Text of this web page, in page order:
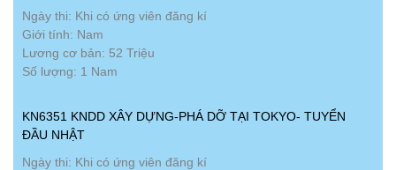
Ngày thi: Khi có ứng viên đăng kí
Giới tính: Nam
Lương cơ bản: 52 Triệu
Số lượng: 1 Nam
KN6351 KNDD XÂY DỰNG-PHÁ DỠ TẠI TOKYO- TUYỂN
ĐẦU NHẬT
Ngày thi: Khi có ứng viên đăng kí